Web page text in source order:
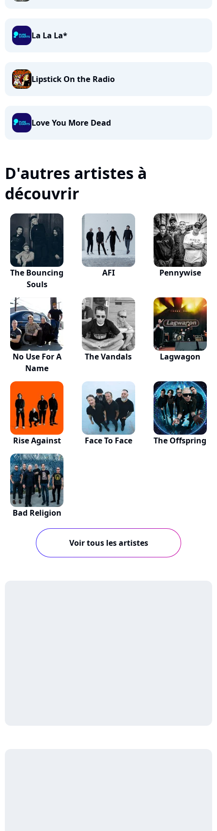
La La La*
Lipstick On the Radio
Love You More Dead
D'autres artistes à
découvrir
The Bouncing
Souls
AFI Pennywise
No Use For A
Name
The Vandals Lagwagon
Rise Against Face To Face The Offspring
Bad Religion
Voir tous les artistes